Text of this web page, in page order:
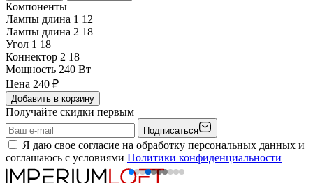
Компоненты
Лампы длина 1 12
Лампы длина 2 18
Угол 1 18
Коннектор 2 18
Мощность 240 Вт
Цена 240 ₽
Добавить в корзину
Получайте скидки первым
Подписаться
Я даю свое согласие на обработку персональных данных и
соглашаюсь с условиями Политики конфиденциальности